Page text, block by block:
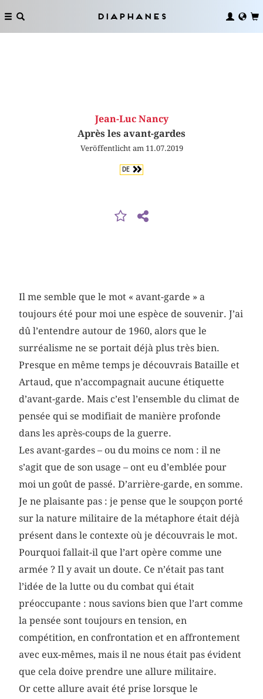
Diaphanes
Jean-Luc Nancy
Après les avant-gardes
Veröffentlicht am 11.07.2019
DE
Il me semble que le mot « avant-garde » a
toujours été pour moi une espèce de souvenir. J’ai
dû l’entendre autour de 1960, alors que le
surréalisme ne se portait déjà plus très bien.
Presque en même temps je découvrais Bataille et
Artaud, que n’accompagnait aucune étiquette
d’avant-garde. Mais c’est l’ensemble du climat de
pensée qui se modifiait de manière profonde
dans les après-coups de la guerre.
Les avant-gardes – ou du moins ce nom : il ne
s’agit que de son usage – ont eu d’emblée pour
moi un goût de passé. D’arrière-garde, en somme.
Je ne plaisante pas : je pense que le soupçon porté
sur la nature militaire de la métaphore était déjà
présent dans le contexte où je découvrais le mot.
Pourquoi fallait-il que l’art opère comme une
armée ? Il y avait un doute. Ce n’était pas tant
l’idée de la lutte ou du combat qui était
préoccupante : nous savions bien que l’art comme
la pensée sont toujours en tension, en
compétition, en confrontation et en affrontement
avec eux-mêmes, mais il ne nous était pas évident
que cela doive prendre une allure militaire.
Or cette allure avait été prise lorsque le